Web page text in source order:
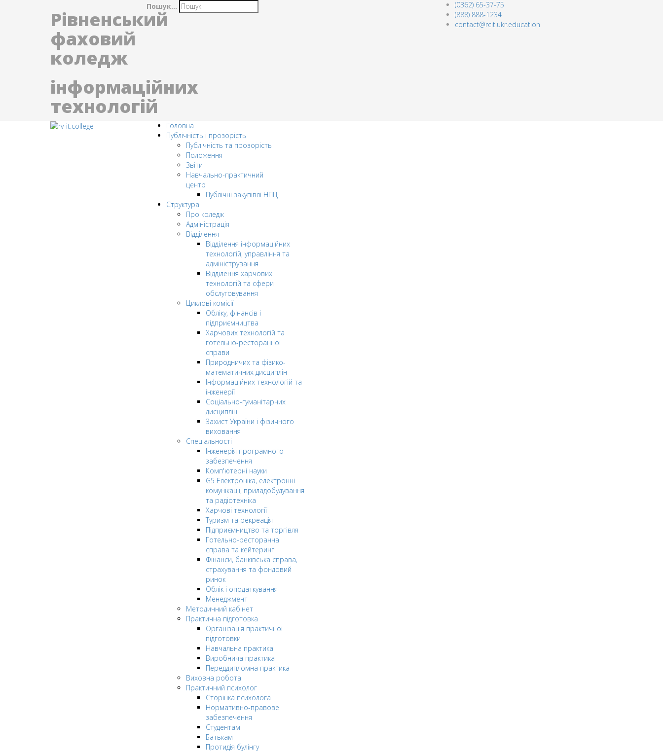
Рівненський
фаховий
коледж
інформаційних
технологій
Пошук...
(0362) 65-37-75
(888) 888-1234
contact@rcit.ukr.education
Головна
Публічність і прозорість
Публічність та прозорість
Положення
Звіти
Навчально-практичний
центр
Публічні закупівлі НПЦ
Структура
Про коледж
Адміністрація
Відділення
Відділення інформаційних
технологій, управління та
адміністрування
Відділення харчових
технологій та сфери
обслуговування
Циклові комісії
Обліку, фінансів і
підприємництва
Харчових технологій та
готельно-ресторанної
справи
Природничих та фізико-
математичних дисциплін
Інформаційних технологій та
інженерії
Соціально-гуманітарних
дисциплін
Захист України і фізичного
виховання
Спеціальності
Інженерія програмного
забезпечення
Комп'ютерні науки
G5 Електроніка, електронні
комунікації, приладобудування
та радіотехніка
Харчові технології
Туризм та рекреація
Підприємництво та торгівля
Готельно-ресторанна
справа та кейтеринг
Фінанси, банківська справа,
страхування та фондовий
ринок
Облік і оподаткування
Менеджмент
Методичний кабінет
Практична підготовка
Організація практичної
підготовки
Навчальна практика
Виробнича практика
Переддипломна практика
Виховна робота
Практичний психолог
Сторінка психолога
Нормативно-правове
забезпечення
Студентам
Батькам
Протидія булінгу